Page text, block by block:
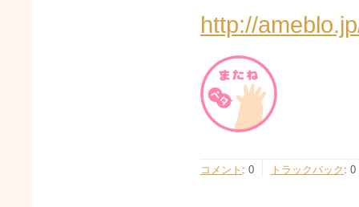
http://
コメント : 0 トラックバック : 0